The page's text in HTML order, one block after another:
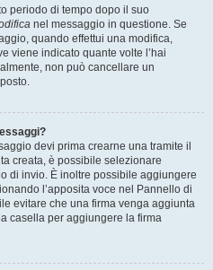
periodo di tempo dopo il suo
nel messaggio in questione. Se
quando effettui una modifica,
viene indicato quante volte l’hai
non può cancellare un
devi prima crearne una tramite il
creata, è possibile selezionare
di invio. È inoltre possibile aggiungere
l’apposita voce nel Pannello di
evitare che una firma venga aggiunta
casella per aggiungere la firma